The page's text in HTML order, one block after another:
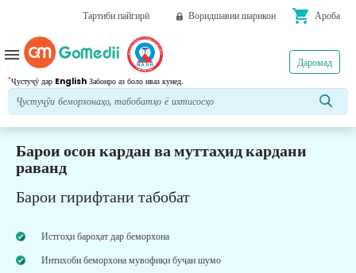
Тартиби пайгирӣ Воридшавии шарикон shopping_cart Ароба
*Ҷустуҷӯ дар English Забонро аз боло иваз кунед.
Даромад
menu
Барои осон кардан ва муттаҳид кардани
раванд
Барои гирифтани табобат
Истгоҳи бароҳат дар беморхона
Интихоби беморхона мувофиқи буҷаи шумо